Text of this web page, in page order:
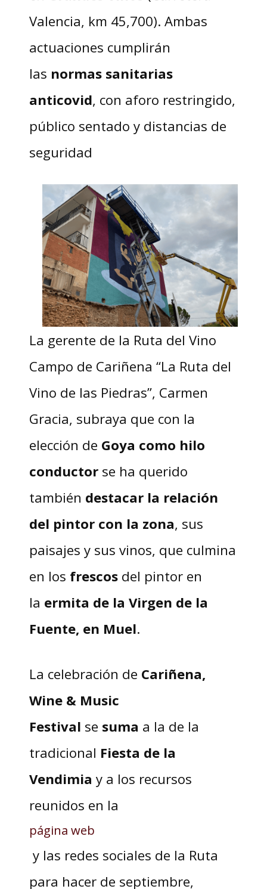
Valencia, km 45,700). Ambas
actuaciones cumplirán
las normas sanitarias
anticovid, con aforo restringido,
público sentado y distancias de
seguridad
La gerente de la Ruta del Vino
Campo de Cariñena “La Ruta del
Vino de las Piedras”, Carmen
Gracia, subraya que con la
elección de Goya como hilo
conductorse ha querido
también destacar la relación
del pintor con la zona, sus
paisajes y sus vinos, que culmina
en los frescosdel pintor en
la ermita de la Virgen de la
Fuente, en Muel.
La celebración de Cariñena,
Wine & Music
Festival se suma a la de la
tradicional Fiesta de la
Vendimia y a los recursos
reunidos en la
página web
y las redes sociales de la Ruta
para hacer de septiembre,